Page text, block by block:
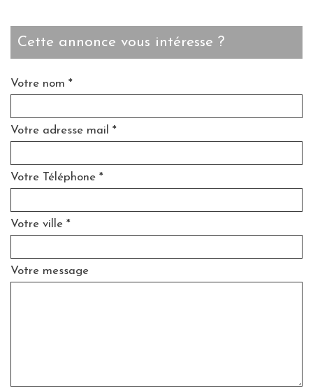
cette annonce vous intéresse ?
Votre nom *
Votre adresse mail *
Votre Téléphone *
Votre ville *
Votre message